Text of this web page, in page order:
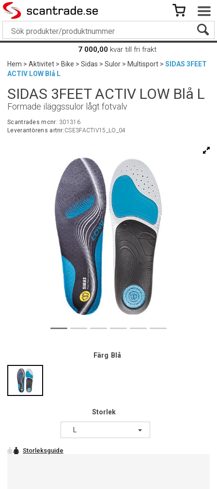
7 000,00 kvar till fri frakt
Hem>Aktivitet>Bike>Sidas>Sulor>Multisport>SIDAS 3FEET
ACTIV LOW Blå L
SIDAS 3FEET ACTIV LOW Blå L
Formade iläggssulor lågt fotvalv
Scantrades mcnr: 301316
Leverantörens artnr:CSE3FACTIV15_LO_04
Färg Blå
Storlek